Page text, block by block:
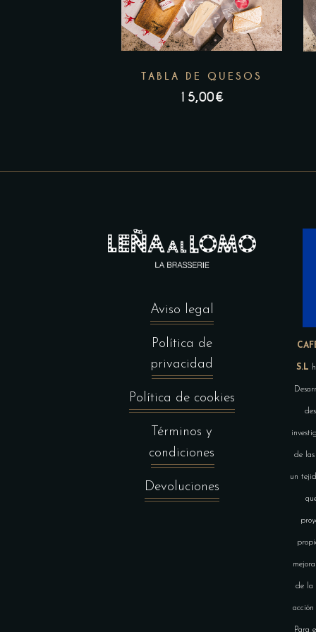
TABLA DE QUESOS
15,00€
Aviso legal
Política de
privacidad
Política de cookies
Términos y
condiciones
Devoluciones
S.L
de
un
de la
Para